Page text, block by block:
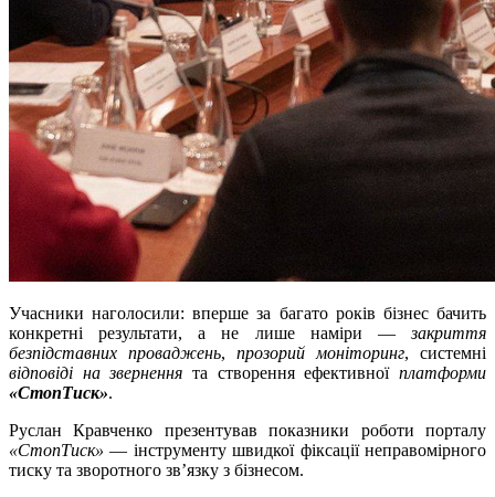
Учасники наголосили: вперше за багато років бізнес бачить
конкретні результати, а не лише наміри —закриття
безпідставних проваджень, прозорий моніторинг, системні
відповіді на звернення та створення ефективноїплатформи
«СтопТиск».
Руслан Кравченко презентував показники роботи порталу
«СтопТиск»— інструменту швидкої фіксації неправомірного
тиску та зворотного зв’язку з бізнесом.